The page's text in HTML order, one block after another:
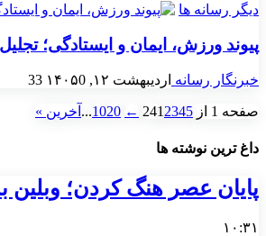
دیگر رسانه ها
پیوند ورزش، ایمان و ایستادگی؛
خبرنگار رسانه اردیبهشت ۱۲, ۱۴۰۵ 0
33
صفحه 1 از 24 12345
←
1020
... آخرین »
داغ ترین نوشته ها
پایان عصر هنگ کردن؛ وبلین
۱۰:۳۱